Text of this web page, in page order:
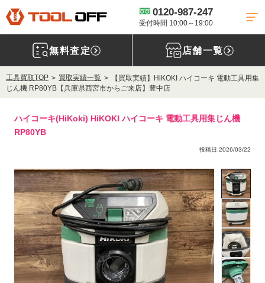
0120-987-247
受付時間 10:00～19:00
無料査定 店舗一覧
工具買取TOP 買取実績一覧
【買取実績】HiKOKI ハイコーキ 電動工具用集
じん機 RP80YB【兵庫県西宮市からご来店】豊中店
ハイコーキ(HiKoki) HiKOKI ハイコーキ 電動工具用集じん機
RP80YB
投稿日:2026/03/22